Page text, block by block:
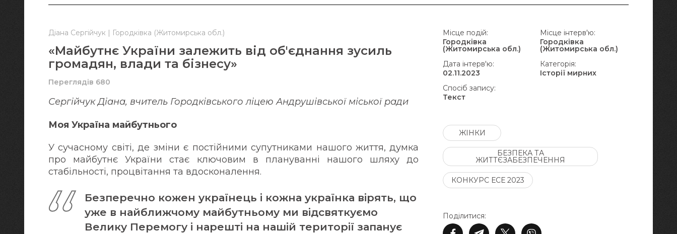
Діана Сергійчук | Городківка (Житомирська обл.)
«Майбутнє України залежить від об'єднання зусиль
громадян, влади та бізнесу»
Переглядів 680
Сергійчук Діана, вчитель Городківського ліцею Андрушівської міської ради
Моя Україна майбутнього
У сучасному світі, де зміни є постійними супутниками нашого життя, думка
про майбутнє України стає ключовим в плануванні нашого шляху до
стабільності, процвітання та вдосконалення.
Безперечно кожен українець і кожна українка вірять, що
уже в найближчому майбутньому ми відсвяткуємо
Велику Перемогу і нарешті на нашій території запанує
Поділитися:
Місце подій:
Городківка
(Житомирська обл.)
Місце інтерв'ю:
Городківка
(Житомирська обл.)
Дата інтерв'ю:
02.11.2023
Категорія:
Історії мирних
Спосіб запису:
Текст
ЖІНКИ
БЕЗПЕКА ТА
ЖИТТЄЗАБЕЗПЕЧЕННЯ
КОНКУРС ЕСЕ 2023